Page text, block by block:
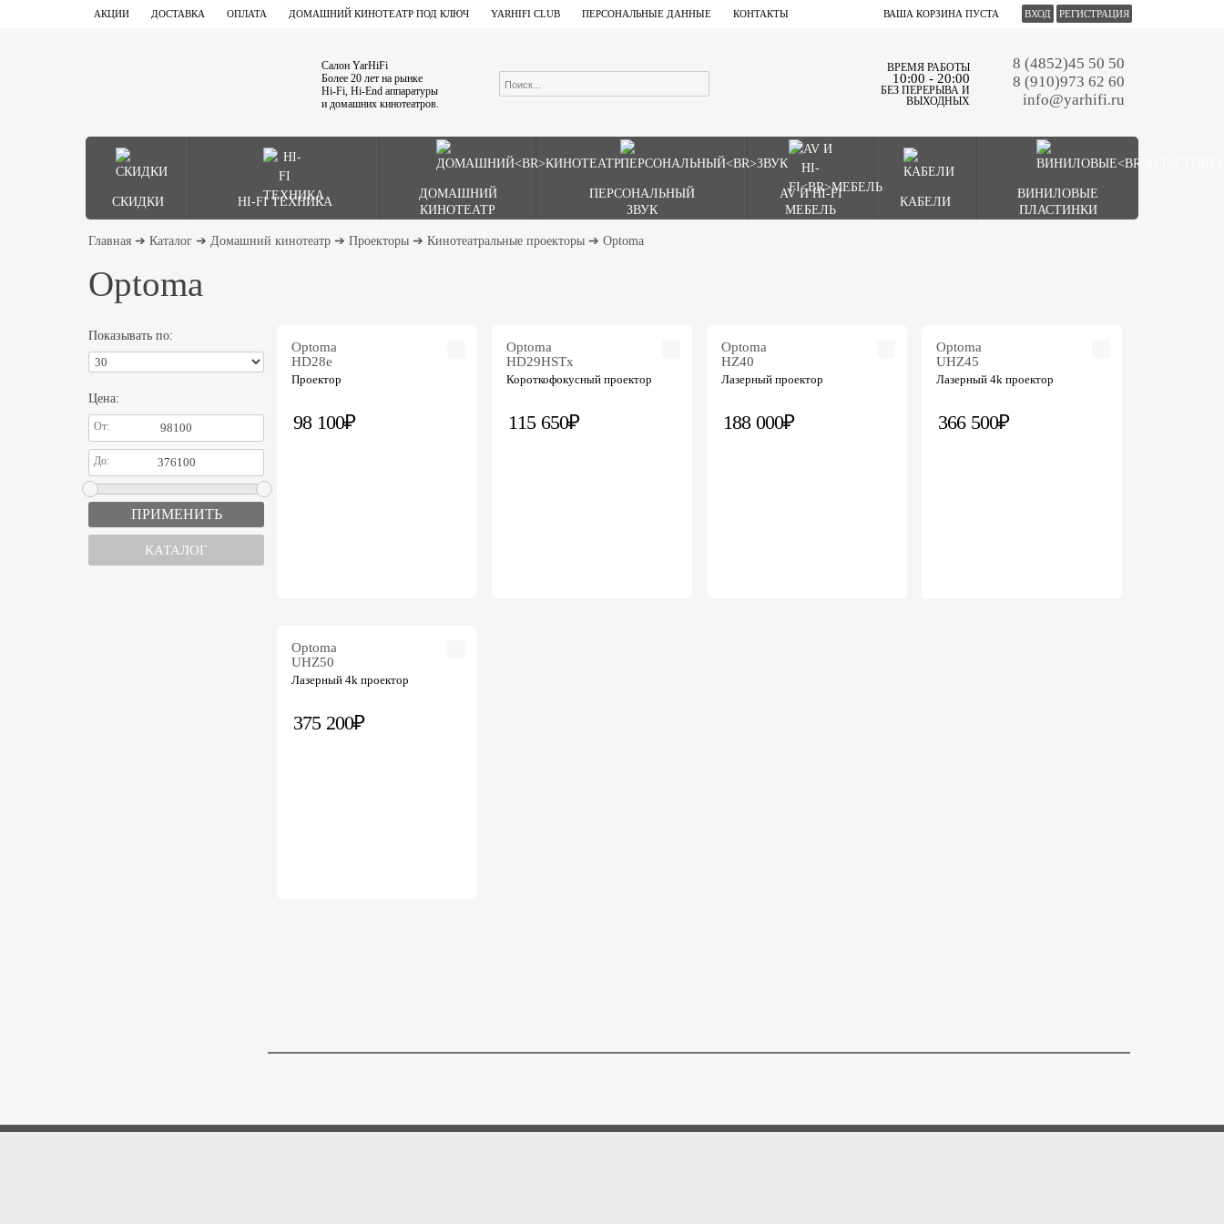
АКЦИИ ДОСТАВКА ОПЛАТА ДОМАШНИЙ КИНОТЕАТР ПОД КЛЮЧ YARHIFI CLUB ПЕРСОНАЛЬНЫЕ ДАННЫЕ КОНТАКТЫ ВХОД РЕГИСТРАЦИЯ
ВАША КОРЗИНА ПУСТА
Салон YarHiFi
Более 20 лет на рынке
Hi-Fi, Hi-End аппаратуры
и домашних кинотеатров.
ВРЕМЯ РАБОТЫ
10:00 - 20:00
БЕЗ ПЕРЕРЫВА И
ВЫХОДНЫХ
8 (4852)45 50 50
8 (910)973 62 60
info@yarhifi.ru
СКИДКИ HI-FI ТЕХНИКА
ДОМАШНИЙ
КИНОТЕАТР
ПЕРСОНАЛЬНЫЙ
ЗВУК
AV И HI-FI
МЕБЕЛЬ
КАБЕЛИ
ВИНИЛОВЫЕ
ПЛАСТИНКИ
Главная ➔ Каталог ➔ Домашний кинотеатр ➔ Проекторы ➔ Кинотеатральные проекторы ➔ Optoma
Optoma
Показывать по:
Цена:
От:
До:
КАТАЛОГ
Optoma
HD28e
Проектор
98 100₽
Optoma
HD29HSTx
Короткофокусный проектор
115 650₽
Optoma
HZ40
Лазерный проектор
188 000₽
Optoma
UHZ45
Лазерный 4k проектор
366 500₽
Optoma
UHZ50
Лазерный 4k проектор
375 200₽